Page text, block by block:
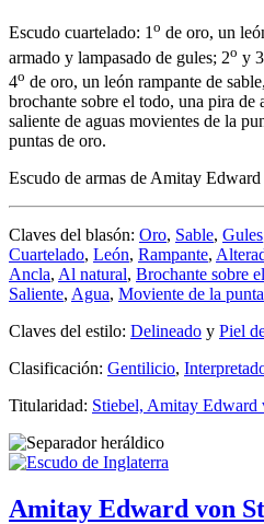
Escudo cuartelado: 1o de oro, un
armado y lampasado de gules; 2o y 3
4o de oro, un león rampante de
brochante sobre el todo, una pira de
saliente de aguas movientes de la
puntas de oro.
Escudo de armas de Amitay
Claves del blasón: Oro, Sable, Gules
Cuartelado, León, Rampante,
Ancla, Al natural, Brochante sobre
Saliente, Agua, Moviente de la punta
Claves del estilo: Delineado y Piel
Clasificación: Gentilicio,
Titularidad: Stiebel, Amitay Edward
Amitay Edward von